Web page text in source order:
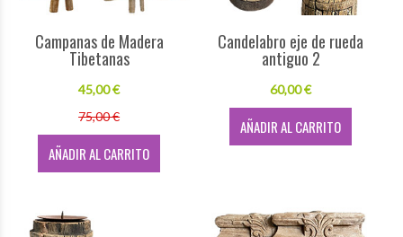
Campanas de Madera
Tibetanas
45,00 €
75,00 €
AÑADIR AL CARRITO
Candelabro eje de rueda
antiguo 2
60,00 €
AÑADIR AL CARRITO